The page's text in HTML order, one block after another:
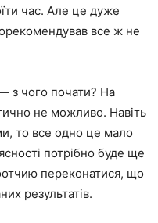
час. Але це дуже
все ж не
з чого почати? На
не можливо. Навіть
то все одно це мало
потрібно буде ще
переконатися, що
результатів.